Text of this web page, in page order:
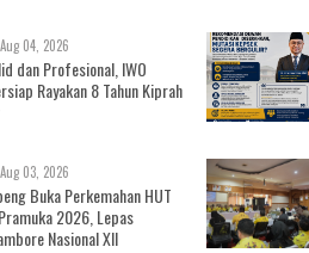
Aug 04, 2026
dan Profesional, IWO
Rayakan 8 Tahun Kiprah
Aug 03, 2026
Buka Perkemahan HUT
2026, Lepas
Nasional XII